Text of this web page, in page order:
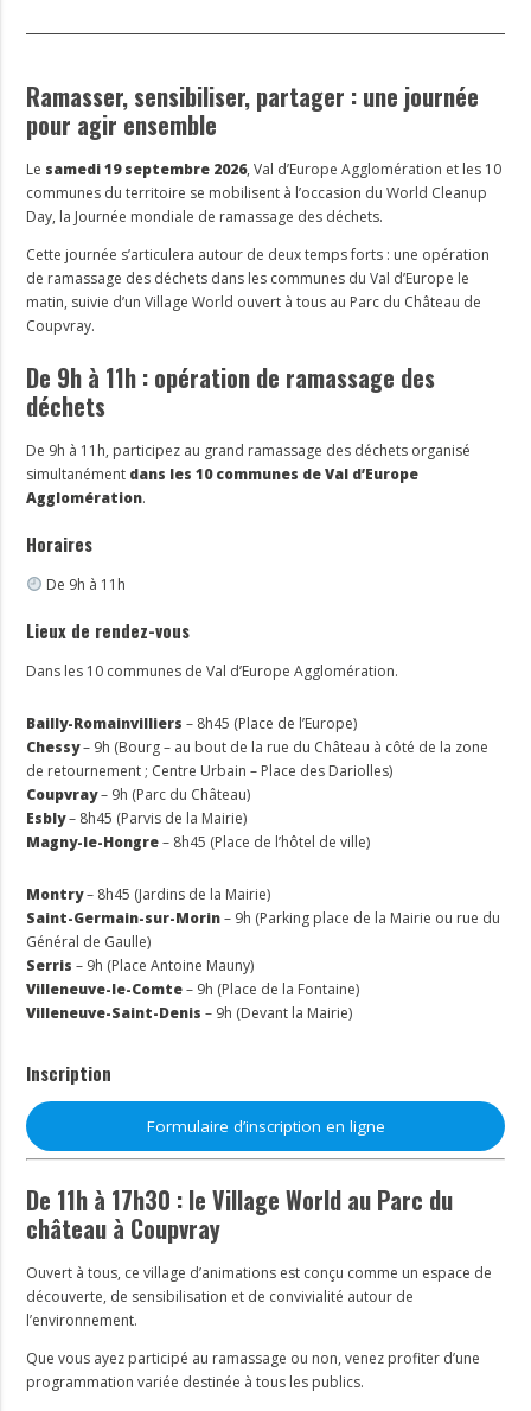
Ramasser, sensibiliser, partager : une journée
pour agir ensemble
Le samedi 19 septembre 2026, Val d’Europe Agglomération et les 10
communes du territoire se mobilisent à l’occasion du World Cleanup
Day, la Journée mondiale de ramassage des déchets.
Cette journée s’articulera autour de deux temps forts : une opération
de ramassage des déchets dans les communes du Val d’Europe le
matin, suivie d’un Village World ouvert à tous au Parc du Château de
Coupvray.
De 9h à 11h : opération de ramassage des
déchets
De 9h à 11h, participez au grand ramassage des déchets organisé
simultanément dans les 10 communes de Val d’Europe
Agglomération.
Horaires
De 9h à 11h
Lieux de rendez-vous
Dans les 10 communes de Val d’Europe Agglomération.
Bailly-Romainvilliers– 8h45 (Place de l’Europe)
Chessy– 9h (Bourg – au bout de la rue du Château à côté de la zone
de retournement ; Centre Urbain – Place des Dariolles)
Coupvray– 9h (Parc du Château)
Esbly– 8h45 (Parvis de la Mairie)
Magny-le-Hongre– 8h45 (Place de l’hôtel de ville)
Montry– 8h45 (Jardins de la Mairie)
Saint-Germain-sur-Morin– 9h (Parking place de la Mairie ou rue du
Général de Gaulle)
Serris – 9h (Place Antoine Mauny)
Villeneuve-le-Comte– 9h (Place de la Fontaine)
Villeneuve-Saint-Denis – 9h (Devant la Mairie)
Inscription
Formulaire d’inscription en ligne
De 11h à 17h30 : le Village World au Parc du
château à Coupvray
Ouvert à tous, ce village d’animations est conçu comme un espace de
découverte, de sensibilisation et de convivialité autour de
l’environnement.
Que vous ayez participé au ramassage ou non, venez profiter d’une
programmation variée destinée à tous les publics.